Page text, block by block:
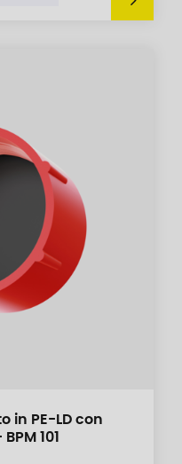
in PE-LD con
101